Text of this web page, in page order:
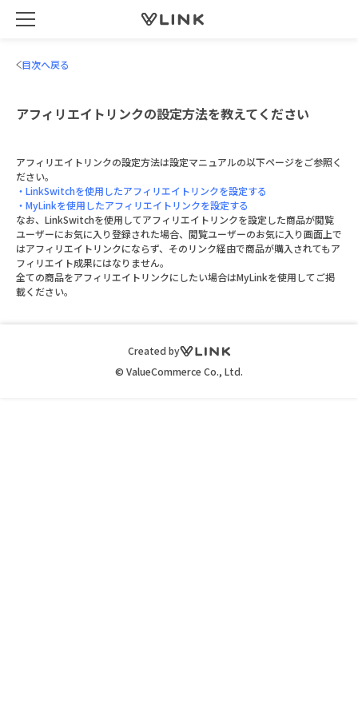
目次へ戻る
アフィリエイトリンクの設定方法を教えてください
アフィリエイトリンクの設定方法は設定マニュアルの以下ページをご参照く
ださい。
・LinkSwitchを使用したアフィリエイトリンクを設定する
・MyLinkを使用したアフィリエイトリンクを設定する
なお、LinkSwitchを使用してアフィリエイトリンクを設定した商品が閲覧
ユーザーにお気に入り登録された場合、閲覧ユーザーのお気に入り画面上で
はアフィリエイトリンクにならず、そのリンク経由で商品が購入されてもア
フィリエイト成果にはなりません。
全ての商品をアフィリエイトリンクにしたい場合はMyLinkを使用してご掲
載ください。
Created by
© ValueCommerce Co., Ltd.